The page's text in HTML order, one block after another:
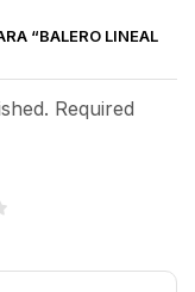
“BALERO LINEAL
Required